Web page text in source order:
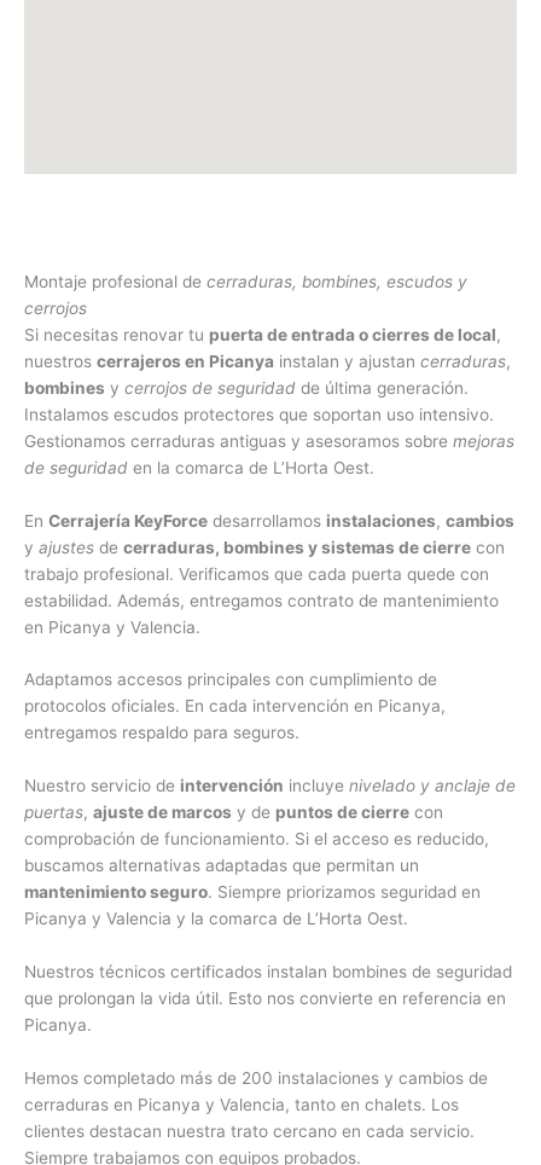
Montaje profesional de cerraduras, bombines, escudos y
cerrojos
Si necesitas renovar tu puerta de entrada o cierres de local,
nuestros cerrajeros en Picanya instalan y ajustan cerraduras,
bombines y cerrojos de seguridad de última generación.
Instalamos escudos protectores que soportan uso intensivo.
Gestionamos cerraduras antiguas y asesoramos sobre mejoras
de seguridad en la comarca de L’Horta Oest.
En Cerrajería KeyForce desarrollamos instalaciones, cambios
y ajustes de cerraduras, bombines y sistemas de cierre con
trabajo profesional. Verificamos que cada puerta quede con
estabilidad. Además, entregamos contrato de mantenimiento
en Picanya y Valencia.
Adaptamos accesos principales con cumplimiento de
protocolos oficiales. En cada intervención en Picanya,
entregamos respaldo para seguros.
Nuestro servicio de intervención incluye nivelado y anclaje de
puertas, ajuste de marcos y de puntos de cierre con
comprobación de funcionamiento. Si el acceso es reducido,
buscamos alternativas adaptadas que permitan un
mantenimiento seguro. Siempre priorizamos seguridad en
Picanya y Valencia y la comarca de L’Horta Oest.
Nuestros técnicos certificados instalan bombines de seguridad
que prolongan la vida útil. Esto nos convierte en referencia en
Picanya.
Hemos completado más de 200 instalaciones y cambios de
cerraduras en Picanya y Valencia, tanto en chalets. Los
clientes destacan nuestra trato cercano en cada servicio.
Siempre trabajamos con equipos probados.